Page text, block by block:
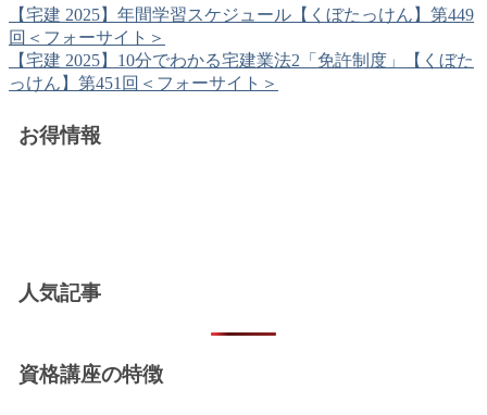
【宅建 2025】年間学習スケジュール【くぼたっけん】第449
回＜フォーサイト＞
【宅建 2025】10分でわかる宅建業法2「免許制度」【くぼた
っけん】第451回＜フォーサイト＞
お得情報
人気記事
資格講座の特徴